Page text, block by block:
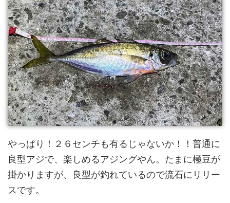
やっぱり！２６センチも有るじゃないか！！普通に
良型アジで、楽しめるアジングやん。たまに極豆が
掛かりますが、良型が釣れているので流石にリリー
スです。